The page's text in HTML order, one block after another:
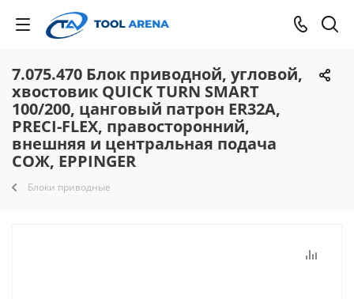
7.075.470 Блок приводной, угловой,
хвостовик QUICK TURN SMART
100/200, цанговый патрон ER32A,
PRECI-FLEX, правосторонний,
внешняя и центральная подача
СОЖ, EPPINGER
Блоки приводные